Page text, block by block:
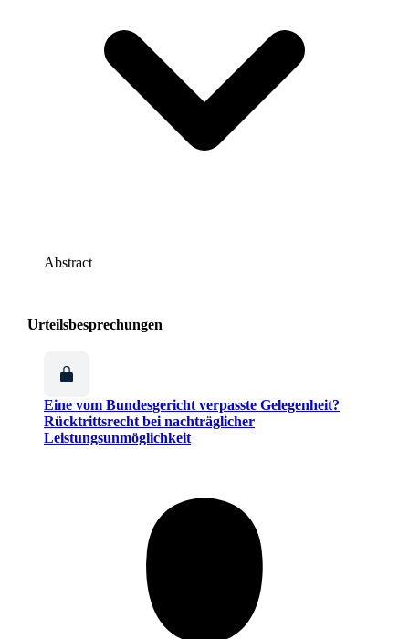
Abstract
Urteilsbesprechungen
Eine vom Bundesgericht verpasste Gelegenheit?
Rücktrittsrecht bei nachträglicher
Leistungsunmöglichkeit